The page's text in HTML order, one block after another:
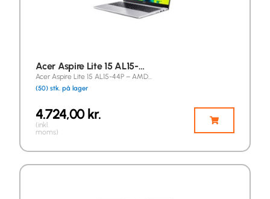
Acer Aspire Lite 15 AL15-…
Acer Aspire Lite 15 AL15-44P – AMD…
(50) stk. på lager
4.724,00kr.
(inkl.
moms)